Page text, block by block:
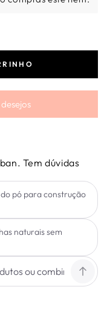
Tem dúvidas
pó para construção
naturais sem